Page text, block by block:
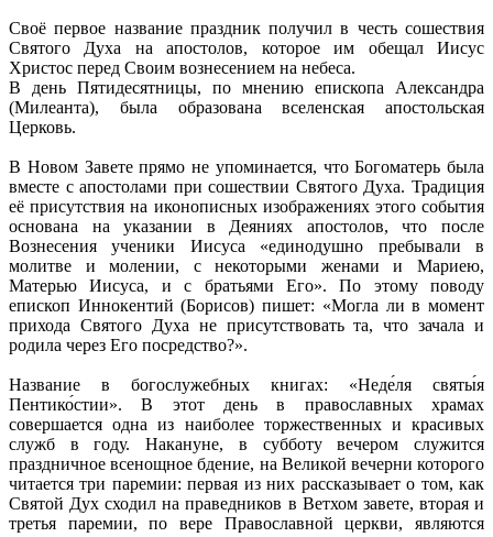
Своё первое название праздник получил в честь сошествия
Святого Духа на апостолов, которое им обещал Иисус
Христос перед Своим вознесением на небеса.
В день Пятидесятницы, по мнению епископа Александра
(Милеанта), была образована вселенская апостольская
Церковь.
В Новом Завете прямо не упоминается, что Богоматерь была
вместе с апостолами при сошествии Святого Духа. Традиция
её присутствия на иконописных изображениях этого события
основана на указании в Деяниях апостолов, что после
Вознесения ученики Иисуса «единодушно пребывали в
молитве и молении, с некоторыми женами и Мариею,
Матерью Иисуса, и с братьями Его». По этому поводу
епископ Иннокентий (Борисов) пишет: «Могла ли в момент
прихода Святого Духа не присутствовать та, что зачала и
родила через Его посредство?».
Название в богослужебных книгах: «Неде́ля святы́я
Пентико́стии». В этот день в православных храмах
совершается одна из наиболее торжественных и красивых
служб в году. Накануне, в субботу вечером служится
праздничное всенощное бдение, на Великой вечерни которого
читается три паремии: первая из них рассказывает о том, как
Святой Дух сходил на праведников в Ветхом завете, вторая и
третья паремии, по вере Православной церкви, являются